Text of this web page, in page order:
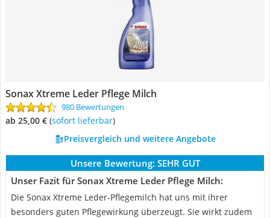
Sonax Xtreme Leder Pflege Milch
980 Bewertungen
ab 25,00 € ( Sofort lieferbar)
Preisvergleich und weitere Angebote
Unsere Bewertung: SEHR GUT
Unser Fazit für Sonax Xtreme Leder Pflege Milch:
Die Sonax Xtreme Leder-Pflegemilch hat uns mit ihrer
besonders guten Pflegewirkung überzeugt. Sie wirkt zudem